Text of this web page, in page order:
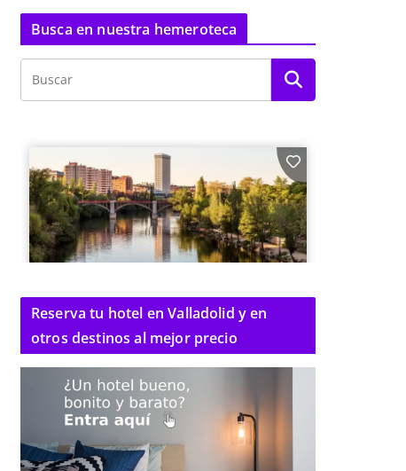
Busca en nuestra hemeroteca
Reserva tu hotel en Valladolid y en
otros destinos al mejor precio